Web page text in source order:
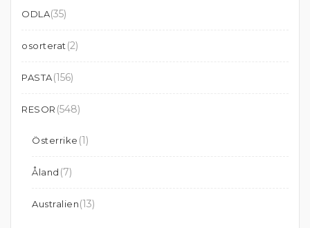
ODLA(35)
osorterat (2)
PASTA(156)
RESOR (548)
Österrike (1)
Åland (7)
Australien(13)